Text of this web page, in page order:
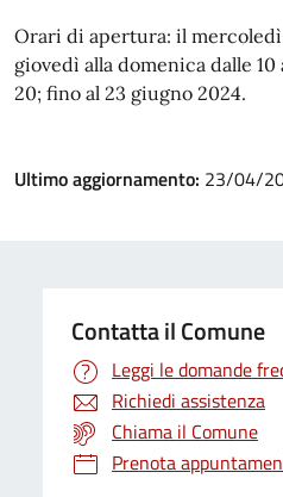
Orari di apertura: il mercoledì
giovedì alla domenica dalle 10
20; fino al 23 giugno 2024.
Ultimo aggiornamento: 23/04/
Contatta il Comune
Leggi le domande
Richiedi assistenza
Chiama il Comune
Prenota